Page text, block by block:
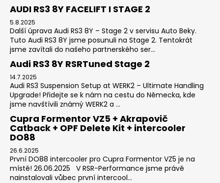
AUDI RS3 8Y FACELIFT I STAGE 2
5.8.2025
Další úprava Audi RS3 8Y – Stage 2 v servisu Auto Beky.
Tuto Audi RS3 8Y jsme posunuli na Stage 2. Tentokrát
jsme zavítali do našeho partnerského ser...
Audi RS3 8Y RSRTuned Stage 2
14.7.2025
Audi RS3 Suspension Setup at WERK2 – Ultimate Handling
Upgrade! Přidejte se k nám na cestu do Německa, kde
jsme navštívili známý WERK2 a ...
Cupra Formentor VZ5 + Akrapovič
Catback + OPF Delete Kit + intercooler
DO88
26.6.2025
První DO88 intercooler pro Cupra Formentor VZ5 je na
místě! 26.06.2025 V RSR-Performance jsme právě
nainstalovali vůbec první intercool...